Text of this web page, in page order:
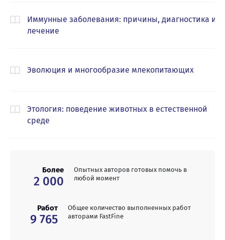
Иммунные заболевания: причины, диагностика и
лечение
Эволюция и многообразие млекопитающих
Этология: поведение животных в естественной
среде
Более
2 000
Опытных авторов готовых помочь в
любой момент
Работ
9 765
Общее количество выполненных работ
авторами FastFine